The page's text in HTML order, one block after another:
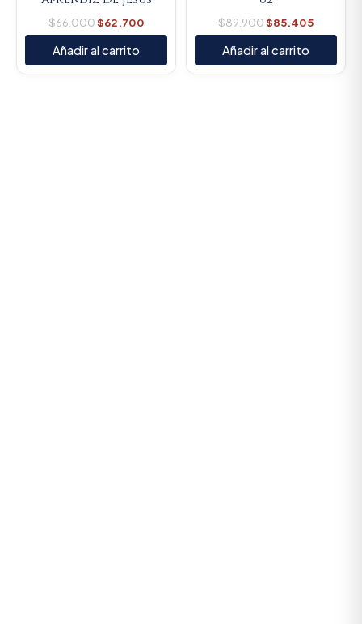
$66.000$62.700
Añadir al carrito
$89.900$85.405
Añadir al carrito